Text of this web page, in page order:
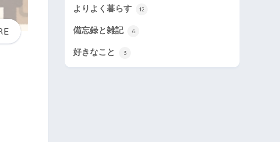
よりよく暮らす 12
備忘録と雑記 6
好きなこと 3